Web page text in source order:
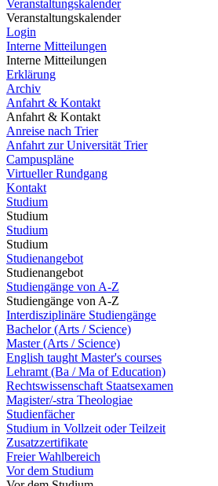
Veranstaltungskalender
Veranstaltungskalender
Login
Interne Mitteilungen
Interne Mitteilungen
Erklärung
Archiv
Anfahrt & Kontakt
Anfahrt & Kontakt
Anreise nach Trier
Anfahrt zur Universität Trier
Campuspläne
Virtueller Rundgang
Kontakt
Studium
Studium
Studium
Studium
Studienangebot
Studienangebot
Studiengänge von A-Z
Studiengänge von A-Z
Interdisziplinäre Studiengänge
Bachelor (Arts / Science)
Master (Arts / Science)
English taught Master's courses
Lehramt (Ba / Ma of Education)
Rechtswissenschaft Staatsexamen
Magister/-stra Theologiae
Studienfächer
Studium in Vollzeit oder Teilzeit
Zusatzzertifikate
Freier Wahlbereich
Vor dem Studium